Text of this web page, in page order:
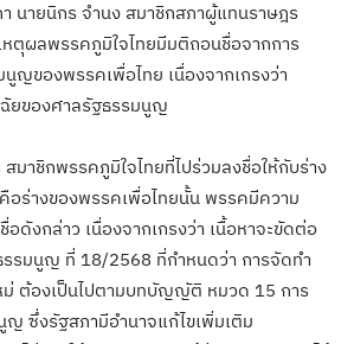
นายนิกร จำนง สมาชิกสภาผู้แทนราษฎร
หตุผลพรรคภูมิใจไทยมีมติถอนชื่อจากการ
นูญของพรรคเพื่อไทย เนื่องจากเกรงว่า
ยของศาลรัฐธรรมนูญ
มาชิกพรรคภูมิใจไทยที่ไปร่วมลงชื่อให้กับร่าง
อร่างของพรรคเพื่อไทยนั้น พรรคมีความ
ดังกล่าว เนื่องจากเกรงว่า เนื้อหาจะขัดต่อ
รมนูญ ที่ 18/2568 ที่กำหนดว่า การจัดทำ
ม่ ต้องเป็นไปตามบทบัญญัติ หมวด 15 การ
ญ ซึ่งรัฐสภามีอำนาจแก้ไขเพิ่มเติม